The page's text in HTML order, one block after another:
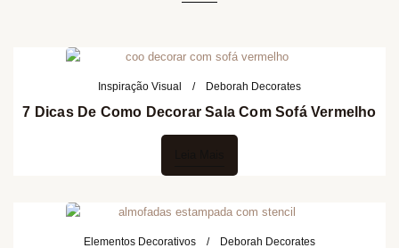
Inspiração Visual Deborah Decorates
7 Dicas De Como Decorar Sala Com Sofá Vermelho
Elementos Decorativos Deborah Decorates